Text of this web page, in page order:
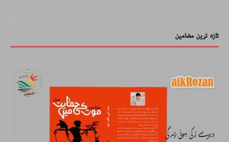
تازہ ترین مضامین